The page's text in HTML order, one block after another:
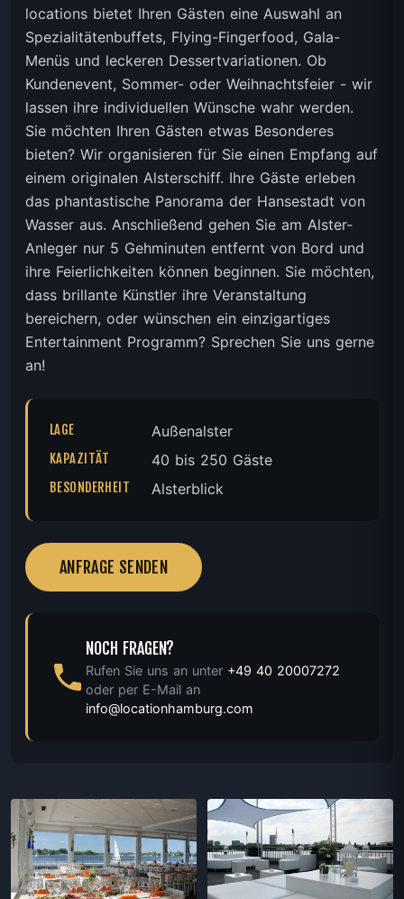
locations bietet Ihren Gästen eine Auswahl an
Spezialitätenbuffets, Flying-Fingerfood, Gala-
Menüs und leckeren Dessertvariationen. Ob
Kundenevent, Sommer- oder Weihnachtsfeier - wir
lassen ihre individuellen Wünsche wahr werden.
Sie möchten Ihren Gästen etwas Besonderes
bieten? Wir organisieren für Sie einen Empfang auf
einem originalen Alsterschiff. Ihre Gäste erleben
das phantastische Panorama der Hansestadt von
Wasser aus. Anschließend gehen Sie am Alster-
Anleger nur 5 Gehminuten entfernt von Bord und
ihre Feierlichkeiten können beginnen. Sie möchten,
dass brillante Künstler ihre Veranstaltung
bereichern, oder wünschen ein einzigartiges
Entertainment Programm? Sprechen Sie uns gerne
an!
LAGE Außenalster
KAPAZITÄT 40 bis 250 Gäste
BESONDERHEIT Alsterblick
ANFRAGE SENDEN
NOCH FRAGEN?
Rufen Sie uns an unter +49 40 20007272
oder per E-Mail an
info@locationhamburg.com